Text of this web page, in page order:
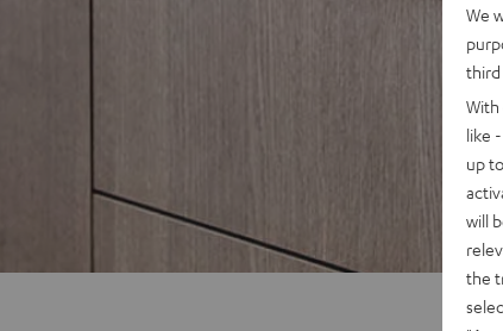
We
third
With
like
up
will
the